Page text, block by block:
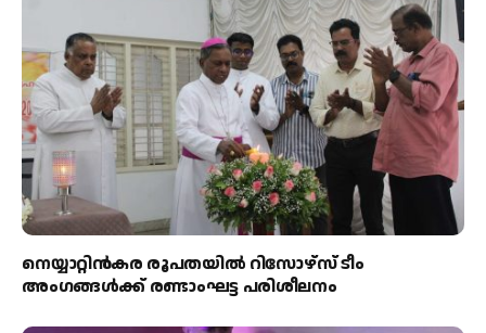
നെയ്യാറ്റിൻകര രൂപതയിൽ റിസോഴ്സ് ടീം
അംഗങ്ങൾക്ക് രണ്ടാംഘട്ട പരിശീലനം